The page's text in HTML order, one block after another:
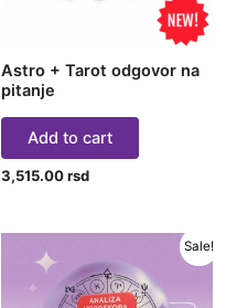
Astro + Tarot odgovor na
pitanje
Add to cart
3,515.00rsd
Sale!
price
was:
7,031.00 rsd.
Current
price